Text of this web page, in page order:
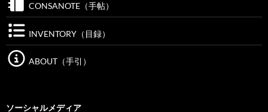
CONSANOTE（手帖）
INVENTORY（目録）
ABOUT（手引）
ソーシャルメディア